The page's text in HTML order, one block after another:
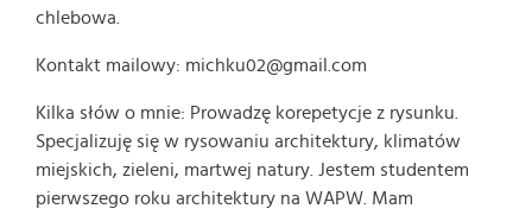
chlebowa.
Kontakt mailowy: michku02@gmail.com
Kilka słów o mnie: Prowadzę korepetycje z rysunku.
Specjalizuję się w rysowaniu architektury, klimatów
miejskich, zieleni, martwej natury. Jestem studentem
pierwszego roku architektury na WAPW. Mam